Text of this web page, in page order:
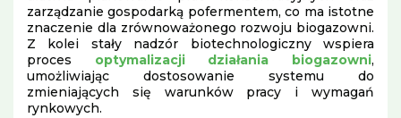
zarządzanie gospodarką pofermentem, co ma istotne
znaczenie dla zrównoważonego rozwoju biogazowni.
Z kolei stały nadzór biotechnologiczny wspiera
proces optymalizacji działania biogazowni,
umożliwiając dostosowanie systemu do
zmieniających się warunków pracy i wymagań
rynkowych.